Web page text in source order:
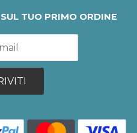
TUO PRIMO ORDINE